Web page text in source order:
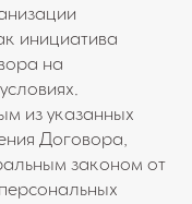
инициатива
на
из указанных
Договора,
законом от